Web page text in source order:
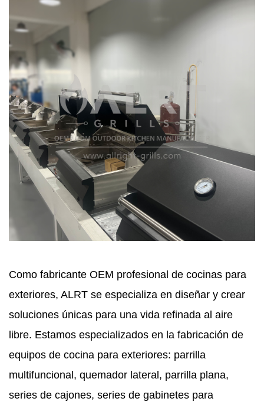
Como fabricante OEM profesional de cocinas para
exteriores, ALRT se especializa en diseñar y crear
soluciones únicas para una vida refinada al aire
libre. Estamos especializados en la fabricación de
equipos de cocina para exteriores: parrilla
multifuncional, quemador lateral, parrilla plana,
series de cajones, series de gabinetes para